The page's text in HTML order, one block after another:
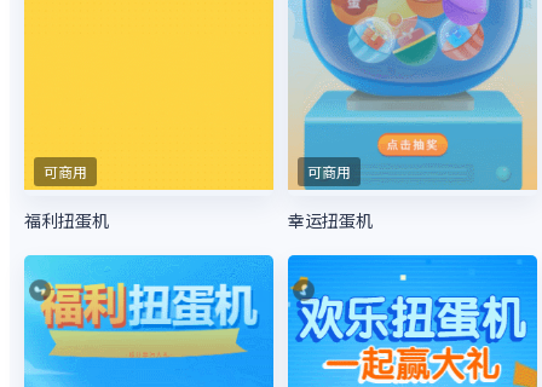
可商用
福利扭蛋机
可商用
幸运扭蛋机